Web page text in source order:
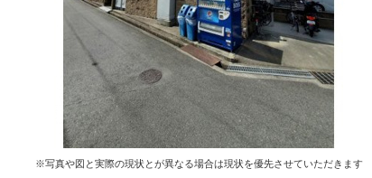
※写真や図と実際の現状とが異なる場合は現状を優先させていただきます